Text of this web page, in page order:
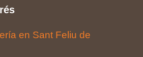
en Sant Feliu de